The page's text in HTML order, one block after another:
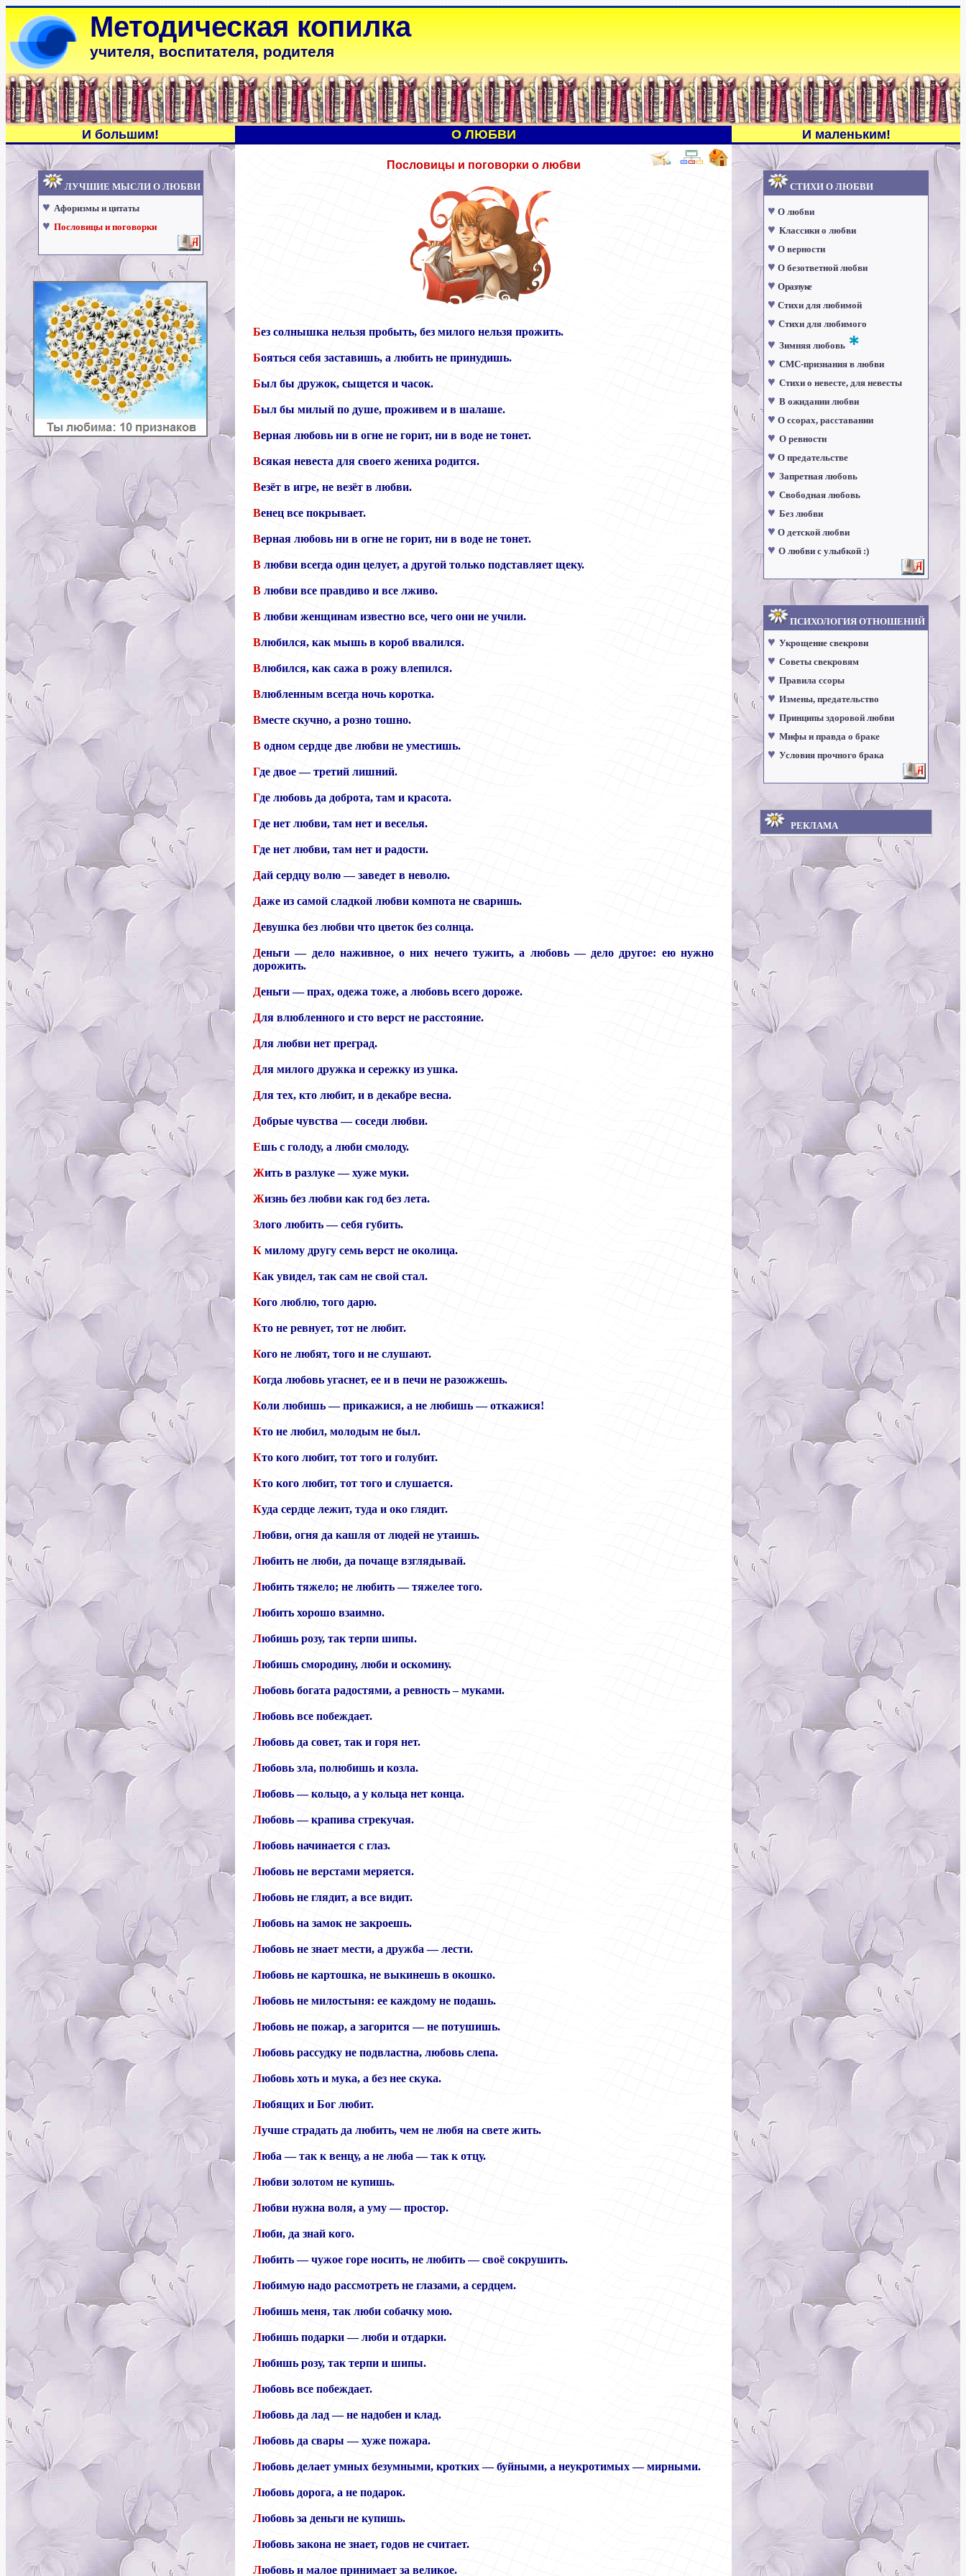
Методическая копилка
учителя, воспитателя, родителя
И большим! О ЛЮБВИ И маленьким!
ЛУЧШИЕ МЫСЛИ О ЛЮБВИ
♥ Афоризмы и цитаты
♥ Пословицы и поговорки
Пословицы и поговорки олюбви
Без солнышка нельзя пробыть, без милого нельзя прожить.
Бояться себя заставишь, а любить не принудишь.
Был бы дружок, сыщется и часок.
Был бы милый по душе, проживем и в шалаше.
Верная любовь ни в огне не горит, ни в воде не тонет.
Всякая невеста для своего жениха родится.
Везёт в игре, не везёт в любви.
Венец все покрывает.
Верная любовь ни в огне не горит, ни в воде не тонет.
В любви всегда один целует, а другой только подставляет щеку.
В любви все правдиво и все лживо.
В любви женщинам известно все, чего они не учили.
Влюбился, как мышь в короб ввалился.
Влюбился, как сажа в рожу влепился.
Влюбленным всегда ночь коротка.
Вместе скучно, а розно тошно.
В одном сердце две любви не уместишь.
Где двое — третий лишний.
Где любовь да доброта, там и красота.
Где нет любви, там нет и веселья.
Где нет любви, там нет и радости.
Дай сердцу волю — заведет в неволю.
Даже из самой сладкой любви компота не сваришь.
Девушка без любви что цветок без солнца.
Деньги — дело наживное, о них нечего тужить, а любовь — дело другое: ею нужно
дорожить.
Деньги — прах, одежа тоже, а любовь всего дороже.
Для влюбленного и сто верст не расстояние.
Для любви нет преград.
Для милого дружка и сережку из ушка.
Для тех, кто любит, и в декабре весна.
Добрые чувства — соседи любви.
Ешь с голоду, а люби смолоду.
Жить в разлуке — хуже муки.
Жизнь без любви как год без лета.
Злого любить — себя губить.
К милому другу семь верст не околица.
Как увидел, так сам не свой стал.
Кого люблю, того дарю.
Кто не ревнует, тот не любит.
Кого не любят, того и не слушают.
Когда любовь угаснет, ее и в печи не разожжешь.
Коли любишь — прикажися, а не любишь — откажися!
Кто не любил, молодым не был.
Кто кого любит, тот того и голубит.
Кто кого любит, тот того и слушается.
Куда сердце лежит, туда и око глядит.
Любви, огня да кашля от людей не утаишь.
Любить не люби, да почаще взглядывай.
Любить тяжело; не любить — тяжелее того.
Любить хорошо взаимно.
Любишь розу, так терпи шипы.
Любишь смородину, люби и оскомину.
Любовь богата радостями, а ревность – муками.
Любовь все побеждает.
Любовь да совет, так и горя нет.
Любовь зла, полюбишь и козла.
Любовь — кольцо, а у кольца нет конца.
Любовь — крапива стрекучая.
Любовь начинается с глаз.
Любовь не верстами меряется.
Любовь не глядит, а все видит.
Любовь на замок не закроешь.
Любовь не знает мести, а дружба — лести.
Любовь не картошка, не выкинешь в окошко.
Любовь не милостыня: ее каждому не подашь.
Любовь не пожар, а загорится — не потушишь.
Любовь рассудку не подвластна, любовь слепа.
Любовь хоть и мука, а без нее скука.
Любящих и Бог любит.
Лучше страдать да любить, чем не любя на свете жить.
Люба — так к венцу, а не люба — так к отцу.
Любви золотом не купишь.
Любви нужна воля, а уму — простор.
Люби, да знай кого.
Любить — чужое горе носить, не любить — своё сокрушить.
Любимую надо рассмотреть не глазами, а сердцем.
Любишь меня, так люби собачку мою.
Любишь подарки — люби и отдарки.
Любишь розу, так терпи и шипы.
Любовь все побеждает.
Любовь да лад — не надобен и клад.
Любовь да свары — хуже пожара.
Любовь делает умных безумными, кротких — буйными, а неукротимых — мирными.
Любовь дорога, а не подарок.
Любовь за деньги не купишь.
Любовь закона не знает, годов не считает.
Любовь и малое принимает за великое.
СТИХИ О ЛЮБВИ
♥ О любви
♥ Классики о любви
♥ О верности
♥ О безответной любви
♥ О разлуке
♥ Стихи для любимой
♥ Стихи для любимого
♥ Зимняя любовь
♥ СМС-признания в любви
♥ Стихи о невесте, для невесты
♥ В ожидании любви
♥ О ссорах, расставании
♥ О ревности
♥ О предательстве
♥ Запретная любовь
♥ Свободная любовь
♥ Без любви
♥ О детской любви
♥ О любви с улыбкой :)
ПСИХОЛОГИЯ ОТНОШЕНИЙ
♥ Укрощение свекрови
♥ Советы свекровям
♥ Правила ссоры
♥ Измены, предательство
♥ Принципы здоровой любви
♥ Мифы и правда о браке
♥ Условия прочного брака
РЕКЛАМА